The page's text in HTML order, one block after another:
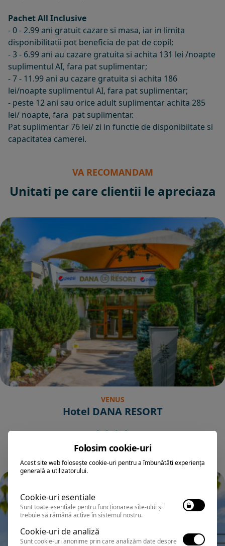
Pachet All Inclusive
- 0 - 2.99 ani gratuit cazare si masa, iar in limita
disponibilitatii pot beneficia de pat de copil;
- 3 - 6.99 ani au cazare gratuita si achita 131 lei /noapte
suplimentul AI, fara pat suplimentar;
- 7 - 11.99 ani au cazare gratuita si achita 186
lei/noapte suplimentul AI, fara pat suplimentar;
- peste 12 ani sau orice adult suplimentar achita 285
lei/ noapte, fara pat suplimentar.
Pat suplimentar 76 lei/ zi in functie de disponibiltate si
capacitatea camerei.
VA RECOMANDAM
Unitati pe care clientii le apreciaza
VENUS
Hotel DANA RESORT
Folosim cookie-uri
Acest site web folosește cookie-uri pentru a îmbunătăți experiența
generală a utilizatorului.
Cookie-uri esentiale
Sunt toate esențiale pentru funcționarea site-ului și
trebuie să rămână active în sistemul nostru.
Cookie-uri de analiză
Sunt cookie-uri anonime prin care analizăm date despre